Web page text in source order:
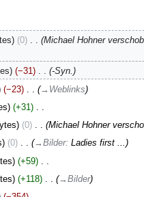
0 ‎ Michael Hohner
−31 ‎ -Syn.
−23 ‎ → Weblinks
+31 ‎
0 ‎ Michael Hohner
0 ‎ →Bilder: Ladies first ...
+59 ‎
+118 ‎ →Bilder